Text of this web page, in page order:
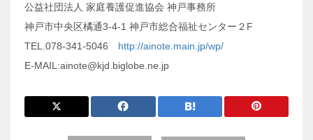
公益社団法人 家庭養護促進協会 神戸事務所
神戸市中央区橘通3-4-1 神戸市総合福祉センター２F
TEL.078-341-5046 http://ainote.main.jp/wp/
E-MAIL:ainote@kjd.biglobe.ne.jp